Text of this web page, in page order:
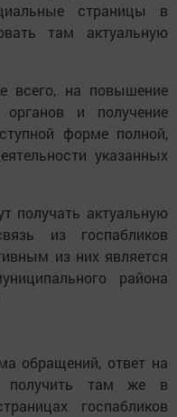
страницы в
там актуальную
всего, на повышение
органов и получение
форме полной,
указанных
получать актуальную
из госпабликов
из них является
района
обращений, ответ на
получить там же в
госпабликов